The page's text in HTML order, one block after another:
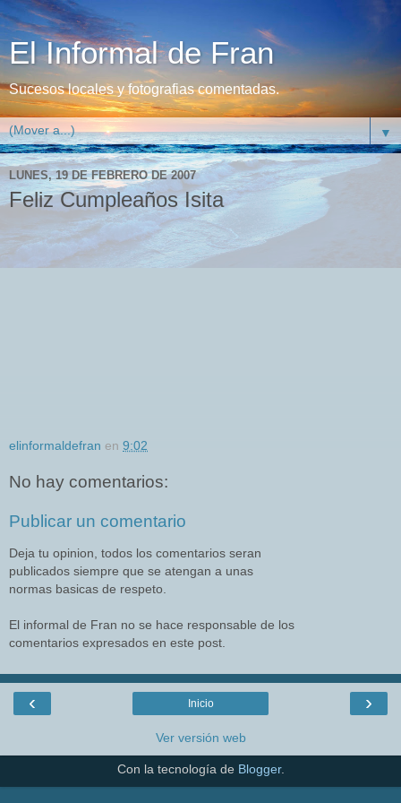
El Informal de Fran
Sucesos locales y fotografias comentadas.
▼
LUNES, 19 DE FEBRERO DE 2007
Feliz Cumpleaños Isita
elinformaldefran en 9:02
No hay comentarios:
Publicar un comentario
Deja tu opinion, todos los comentarios seran
publicados siempre que se atengan a unas
normas basicas de respeto.
El informal de Fran no se hace responsable de los
comentarios expresados en este post.
‹ ›
Inicio
Ver versión web
Con la tecnología de Blogger.